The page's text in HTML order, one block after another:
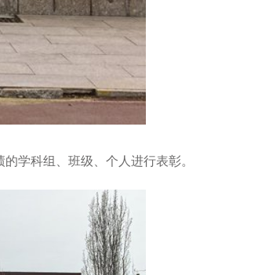
学科组、班级、个人进行表彰。